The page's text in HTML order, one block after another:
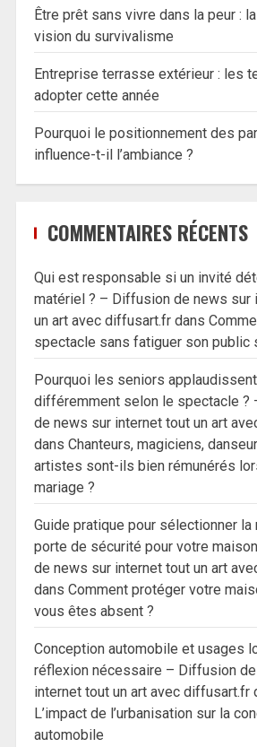
Être prêt sans vivre dans la peur :
vision du survivalisme
Entreprise terrasse extérieur : les
adopter cette année
Pourquoi le positionnement des
influence-t-il l’ambiance ?
COMMENTAIRES RÉCENTS
Qui est responsable si un invité
matériel ? – Diffusion de news sur
un art avec diffusart.fr dans
spectacle sans fatiguer son public
Pourquoi les seniors
différemment selon le spectacle ?
de news sur internet tout un art
dansChanteurs, magiciens,
artistes sont-ils bien rémunérés
mariage ?
Guide pratique pour sélectionner la
porte de sécurité pour votre
de news sur internet tout un art
dansComment protéger votre
vous êtes absent ?
Conception automobile et usages
réflexion nécessaire – Diffusion
internet tout un art avec diffusart.fr
L’impact de l’urbanisation sur la
automobile